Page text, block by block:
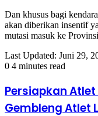
Dan khusus bagi
akan diberikan insentif
mutasi masuk ke
Last Updated: Juni 29,
0 4 minutes read
Persiapkan Atlet
Gembleng Atlet